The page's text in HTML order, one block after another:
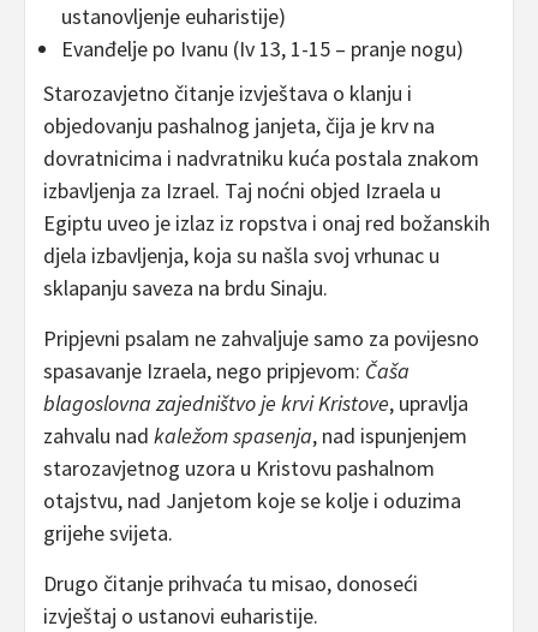
ustanovljenje euharistije)
Evanđelje po Ivanu (Iv 13, 1-15 – pranje nogu)
Starozavjetno čitanje izvještava o klanju i
objedovanju pashalnog janjeta, čija je krv na
dovratnicima i nadvratniku kuća postala znakom
izbavljenja za Izrael. Taj noćni objed Izraela u
Egiptu uveo je izlaz iz ropstva i onaj red božanskih
djela izbavljenja, koja su našla svoj vrhunac u
sklapanju saveza na brdu Sinaju.
Pripjevni psalam ne zahvaljuje samo za povijesno
spasavanje Izraela, nego pripjevom: Čaša
blagoslovna zajedništvo je krvi Kristove, upravlja
zahvalu nad kaležom spasenja, nad ispunjenjem
starozavjetnog uzora u Kristovu pashalnom
otajstvu, nad Janjetom koje se kolje i oduzima
grijehe svijeta.
Drugo čitanje prihvaća tu misao, donoseći
izvještaj o ustanovi euharistije.